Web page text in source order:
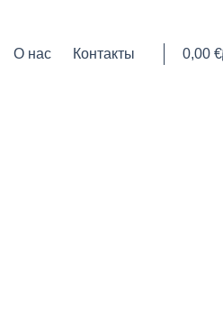
О нас Контакты 0,00 €